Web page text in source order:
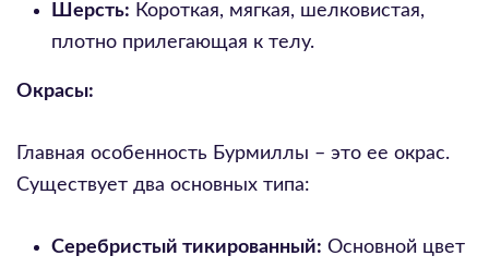
Шерсть: Короткая, мягкая, шелковистая,
плотно прилегающая к телу.
Окрасы:
Главная особенность Бурмиллы – это ее окрас.
Существует два основных типа:
Серебристый тикированный: Основной цвет